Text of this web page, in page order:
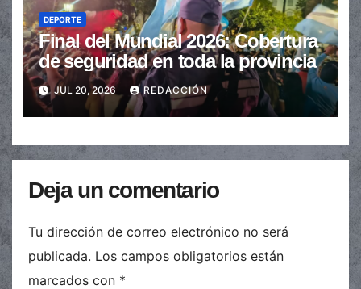
DEPORTE
Final del Mundial 2026: Cobertura
de seguridad en toda la provincia
JUL 20, 2026 REDACCIÓN
Deja un comentario
Tu dirección de correo electrónico no será
publicada. Los campos obligatorios están
marcados con *